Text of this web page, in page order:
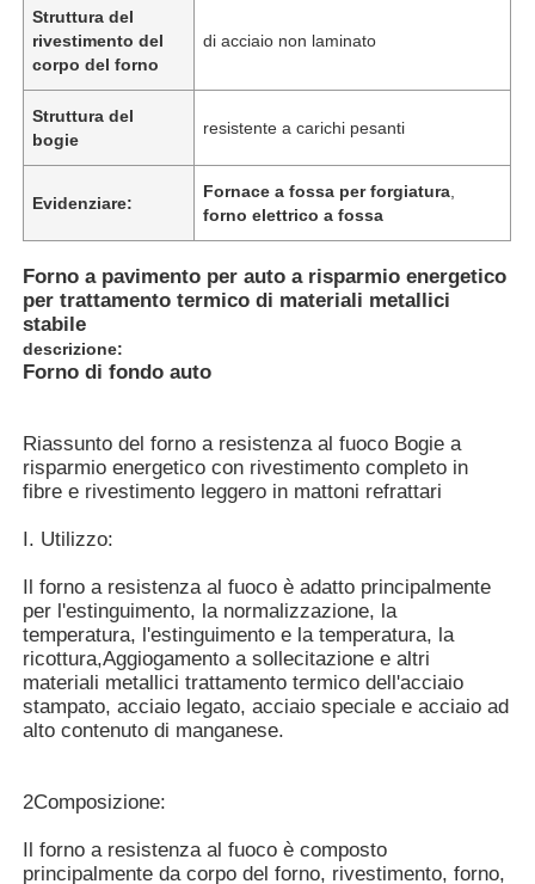
Casa
Prodotti
Mostra VR
Struttura del
rivestimento del
corpo del forno
di acciaio non laminato
Struttura del
bogie
resistente a carichi pesanti
Evidenziare:
Fornace a fossa per forgiatura
forno elettrico a fossa
Forno a pavimento per auto a risparmio energetico
per trattamento termico di materiali metallici
stabile
descrizione:
Forno di fondo auto
Riassunto del forno a resistenza al fuoco Bogie a
risparmio energetico con rivestimento completo in
fibre e rivestimento leggero in mattoni refrattari
I. Utilizzo:
Il forno a resistenza al fuoco è adatto principalmente
per l'estinguimento, la normalizzazione, la
temperatura, l'estinguimento e la temperatura, la
ricottura,Aggiogamento a sollecitazione e altri
materiali metallici trattamento termico dell'acciaio
stampato, acciaio legato, acciaio speciale e acciaio ad
alto contenuto di manganese.
2Composizione:
Il forno a resistenza al fuoco è composto
principalmente da corpo del forno, rivestimento, forno,